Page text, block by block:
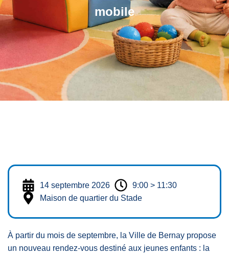
mobile
14 septembre 2026
9:00 > 11:30
Maison de quartier du Stade
À partir du mois de septembre, la Ville de Bernay propose
un nouveau rendez-vous destiné aux jeunes enfants : la